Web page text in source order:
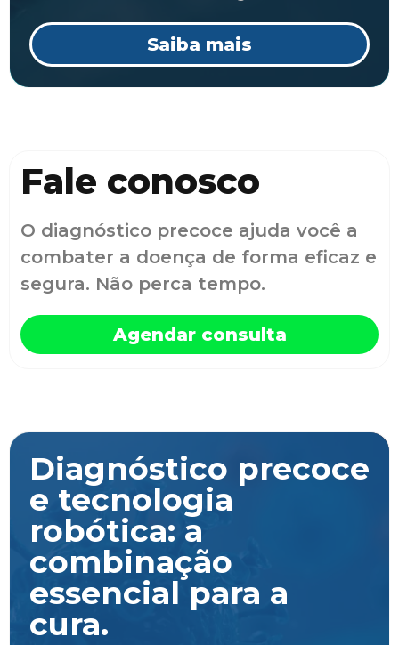
Saiba mais
Fale conosco
O diagnóstico precoce ajuda você a
combater a doença de forma eficaz e
segura. Não perca tempo.
Agendar consulta
Diagnóstico precoce
e tecnologia
robótica: a
combinação
essencial para a
cura.